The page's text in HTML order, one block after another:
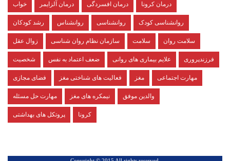
خواب درمان آلزایمر درمان افسردگی درمان کرونا
رشد کودکان روانشناس روانشناسی روانشناسی کودک
زوال عقل سازمان نظام روان شناسی سلامت سلامت روان
شخصیت ضعف اعتماد به نفس علایم بیماری های روانی فرزندپروری
فضای مجازی فعالیت های شناختی مغز مغز مهارت اجتماعی
مهارت حل مسئله نیمکره های مغز والدین موفق
پروتکل های بهداشتی کرونا